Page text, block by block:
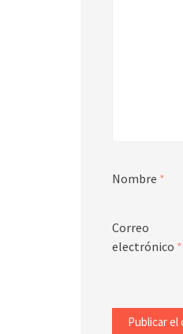
Nombre *
Correo
electrónico *